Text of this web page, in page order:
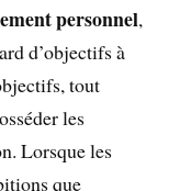
personnel,
d’objectifs à
tout
les
Lorsque les
que